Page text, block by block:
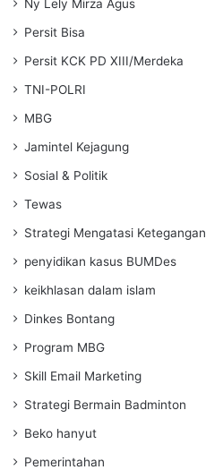
Ny Lely Mirza Agus
Persit Bisa
Persit KCK PD XIII/Merdeka
TNI-POLRI
MBG
Jamintel Kejagung
Sosial & Politik
Tewas
Strategi Mengatasi Ketegangan
penyidikan kasus BUMDes
keikhlasan dalam islam
Dinkes Bontang
Program MBG
Skill Email Marketing
Strategi Bermain Badminton
Beko hanyut
Pemerintahan